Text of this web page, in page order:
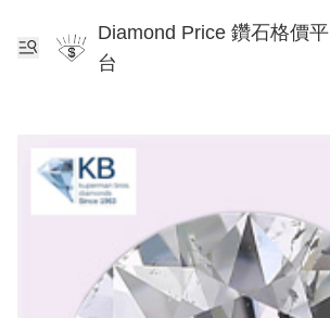
Diamond Price 鑽石格價平
台